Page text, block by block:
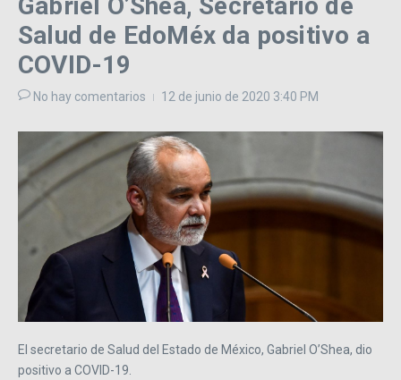
Gabriel O’Shea, Secretario de
Salud de EdoMéx da positivo a
COVID-19
No hay comentarios 12 de junio de 2020 3:40 PM
El secretario de Salud del Estado de México, Gabriel O’Shea, dio
positivo a COVID-19.